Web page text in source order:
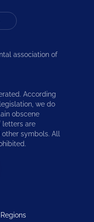
association of
According
we do
obscene
letters are
symbols. All
Regions